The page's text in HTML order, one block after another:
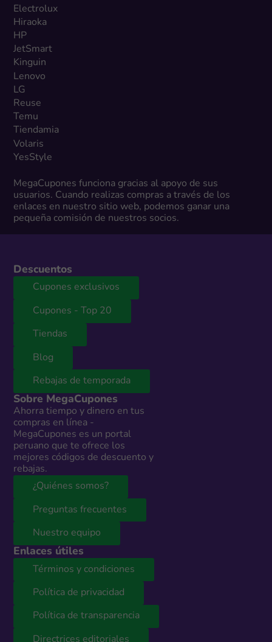
Electrolux
Hiraoka
HP
JetSmart
Kinguin
Lenovo
LG
Reuse
Temu
Tiendamia
Volaris
YesStyle
MegaCupones funciona gracias al apoyo de sus
usuarios. Cuando realizas compras a través de los
enlaces en nuestro sitio web, podemos ganar una
pequeña comisión de nuestros socios.
Descuentos
Cupones exclusivos
Cupones - Top 20
Tiendas
Blog
Rebajas de temporada
Sobre MegaCupones
Ahorra tiempo y dinero en tus
compras en línea -
MegaCupones es un portal
peruano que te ofrece los
mejores códigos de descuento y
rebajas.
¿Quiénes somos?
Preguntas frecuentes
Nuestro equipo
Enlaces útiles
Términos y condiciones
Política de privacidad
Política de transparencia
Directrices editoriales